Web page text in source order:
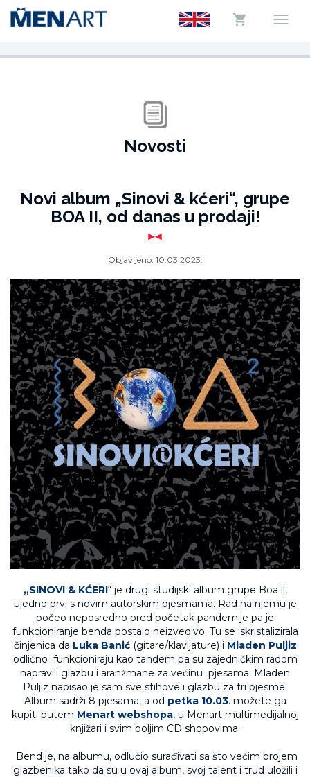
Novosti
Novi album „Sinovi & kćeri“, grupe
BOA II, od danas u prodaji!
Objavljeno: 10.03.2023.
„SINOVI & KĆERI“ je drugi studijski album grupe Boa ll,
ujedno prvi s novim autorskim pjesmama. Rad na njemu je
počeo neposredno pred početak pandemije pa je
funkcioniranje benda postalo neizvedivo. Tu se iskristalizirala
činjenica da Luka Banić(gitare/klavijature) i Mladen Puljiz
odlično funkcioniraju kao tandem pa su zajedničkim radom
napravili glazbu i aranžmane za većinu pjesama. Mladen
Puljiz napisao je sam sve stihove i glazbu za tri pjesme.
Album sadrži 8 pjesama, a od petka 10.03. možete ga
kupiti putem Menart webshopa, u Menart multimedijalnoj
knjižari i svim boljim CD shopovima.
Bend je, na albumu, odlučio surađivati sa što većim brojem
glazbenika tako da su u ovaj album, svoj talent i trud uložili i